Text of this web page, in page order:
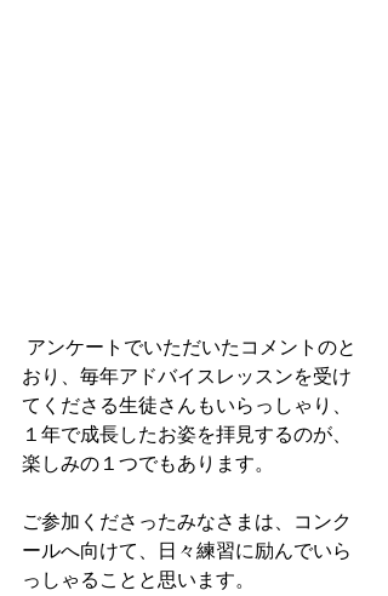
おり、毎年アドバイスレッスンを受け
てくださる生徒さんもいらっしゃり、
１年で成長したお姿を拝見するのが、
楽しみの１つでもあります。
ご参加くださったみなさまは、コンク
ールへ向けて、日々練習に励んでいら
っしゃることと思います。